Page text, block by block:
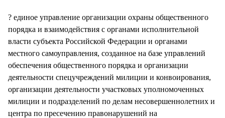
? единое управление организации охраны общественного
порядка и взаимодействия с органами исполнительной
власти субъекта Российской Федерации и органами
местного самоуправления, созданное на базе управлений
обеспечения общественного порядка и организации
деятельности спецучреждений милиции и конвоирования,
организации деятельности участковых уполномоченных
милиции и подразделений по делам несовершеннолетних и
центра по пресечению правонарушений на